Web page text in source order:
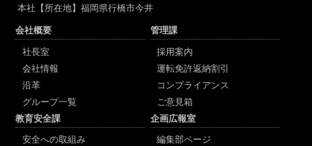
本社 【所在地】福岡県行橋市今井
会社概要
社長室
会社情報
沿革
グループ一覧
管理課
採用案内
運転免許返納割引
コンプライアンス
ご意見箱
教育安全課
安全への取組み
企画広報室
編集部ページ